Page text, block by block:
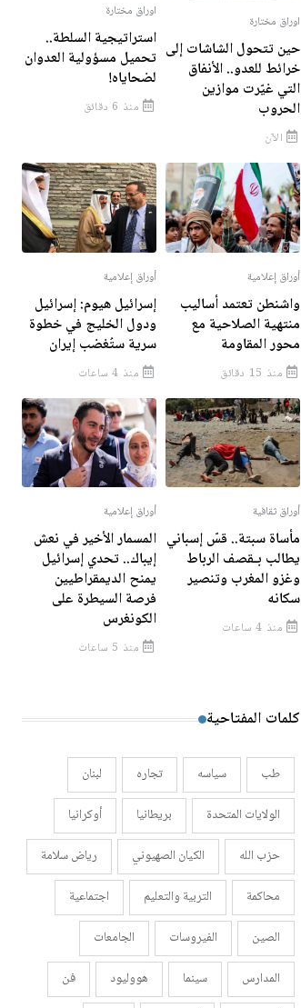
اوراق مختارة
حين تتحول الشاشات إلى
خرائط للعدو.. الأنفاق
التي غيّرت موازين
الحروب
الآن
اوراق مختارة
استراتيجية السلطة..
تحميل مسؤولية العدوان
لضحاياه!
منذ 6 دقائق
أوراق إعلامية
واشنطن تعتمد أساليب
منتهية الصلاحية مع
محور المقاومة
منذ 15 دقائق
أوراق إعلامية
إسرائيل هيوم: إسرائيل
ودول الخليج في خطوة
سرية ستُغضب إيران
منذ 4 ساعات
أوراق ثقافية
مأساة سبتة.. قسّ إسباني
يطالب بـقصف الرباط
وغزو المغرب وتنصير
سكانه
منذ 4 ساعات
أوراق إعلامية
المسمار الأخير في نعش
إيباك.. تحدي إسرائيل
يمنح الديمقراطيين
فرصة السيطرة على
الكونغرس
منذ 5 ساعات
كلمات المفتاحية
طب سياسه تجاره
لبنان
الولايات المتحدة
بريطانيا
أوكرانيا
حزب الله
الكيان الصهيوني
رياض سلامة
محاكمة
التربية والتعليم
اجتماعية
الصين
الفيروسات
الجامعات
المدارس
سينما هووليود
فن